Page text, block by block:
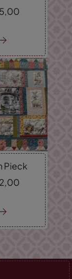
00
Pieck
00